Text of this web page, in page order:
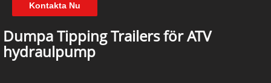
Kontakta Nu
Dumpa Tipping Trailers för ATV
hydraulpump